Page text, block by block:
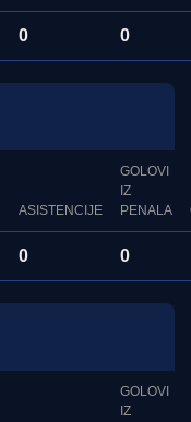
0 0
ASISTENCIJE
GOLOVI
IZ
PENALA
0 0
GOLOVI
IZ